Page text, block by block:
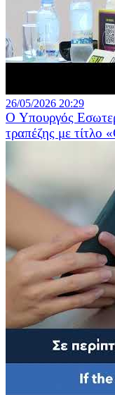
26/05/2026 20:29
O Υπουργός
τραπέζης με